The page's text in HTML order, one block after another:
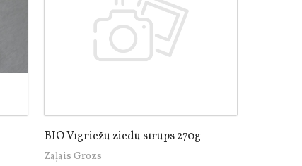
BIO Vīgriežu ziedu sīrups 270g
Zaļais Grozs